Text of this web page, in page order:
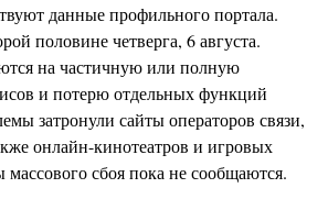
данные профильного портала.
половине четверга, 6 августа.
на частичную или полную
и потерю отдельных функций
затронули сайты операторов связи,
онлайн-кинотеатров и игровых
сбоя пока не сообщаются.